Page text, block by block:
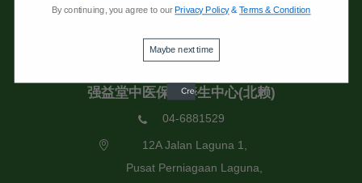
11600 Pulau Pinang.
强益堂中医保健养生中心(北赖)
04-6881529
12A Jalan Laguna 1,
Pusat Perniagaan Laguna,
By continuing, you agree to our Privacy Policy&Terms & Condition
Maybe next time